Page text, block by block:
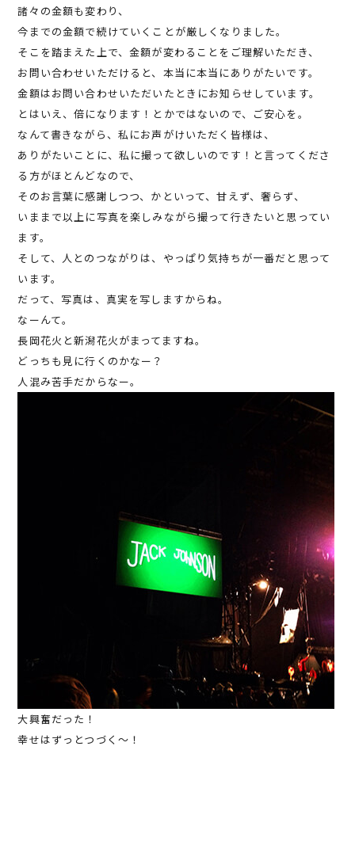
諸々の金額も変わり、
今までの金額で続けていくことが厳しくなりました。
そこを踏まえた上で、金額が変わることをご理解いただき、
お問い合わせいただけると、本当に本当にありがたいです。
金額はお問い合わせいただいたときにお知らせしています。
とはいえ、倍になります！とかではないので、ご安心を。
なんて書きながら、私にお声がけいただく皆様は、
ありがたいことに、私に撮って欲しいのです！と言ってくださ
る方がほとんどなので、
そのお言葉に感謝しつつ、かといって、甘えず、奢らず、
いままで以上に写真を楽しみながら撮って行きたいと思ってい
ます。
そして、人とのつながりは、やっぱり気持ちが一番だと思って
います。
だって、写真は、真実を写しますからね。
なーんて。
長岡花火と新潟花火がまってますね。
どっちも見に行くのかなー？
人混み苦手だからなー。
大興奮だった！
幸せはずっとつづく～！